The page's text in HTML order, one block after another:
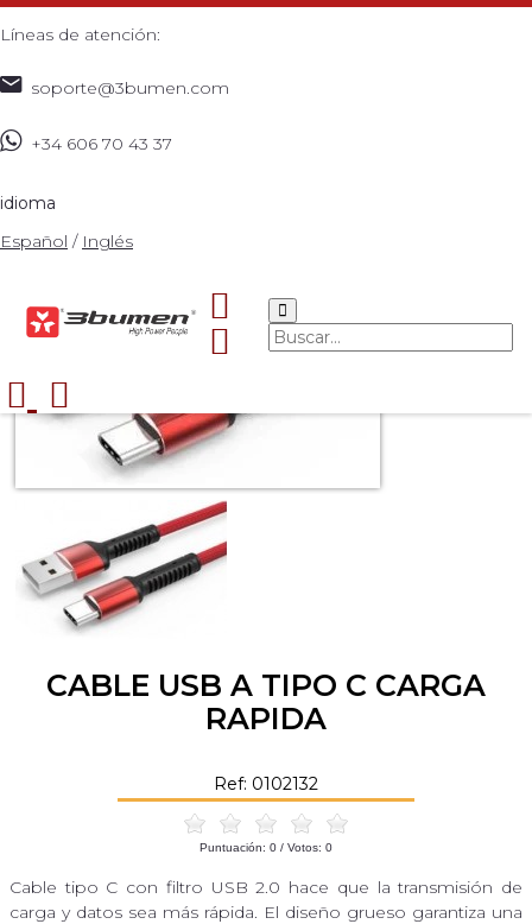
Líneas de atención:
soporte@3bumen.com
+34 606 70 43 37
idioma
Español / Inglés
CARGA RAPIDA
CABLE USB A TIPO C CARGA
RAPIDA
Ref: 0102132
Puntuación: 0 / Votos: 0
Cable tipo C con filtro USB 2.0 hace que la transmisión de
carga y datos sea más rápida. El diseño grueso garantiza una